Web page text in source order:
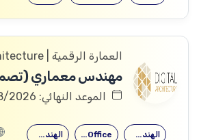
العمارة الرقمية | Digital Architecture
مهندس معماري
الموعد النهائي: 31/08/2026
الهندسة المعمارية Microsoft Office الهندسة المعمارية